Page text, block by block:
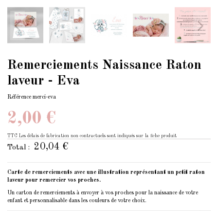
Remerciements Naissance Raton
laveur - Eva
Référence merci-eva
2,00 €
TTC Les délais de fabrication non contractuels sont indiqués sur la fiche produit
Total : 20,04 €
Carte de remerciements avec une illustration représentant un petit raton
laveur pour remercier vos proches.
Un carton de remerciements à envoyer à vos proches pour la naissance de votre
enfant et personnalisable dans les couleurs de votre choix.